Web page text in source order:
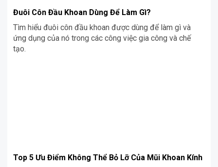
Đuôi Côn Đầu Khoan Dùng Để Làm Gì?
Tìm hiểu đuôi côn đầu khoan được dùng để làm gì và
ứng dụng của nó trong các công việc gia công và chế
tạo.
Top 5 Ưu Điểm Không Thể Bỏ Lỡ Của Mũi Khoan Kính